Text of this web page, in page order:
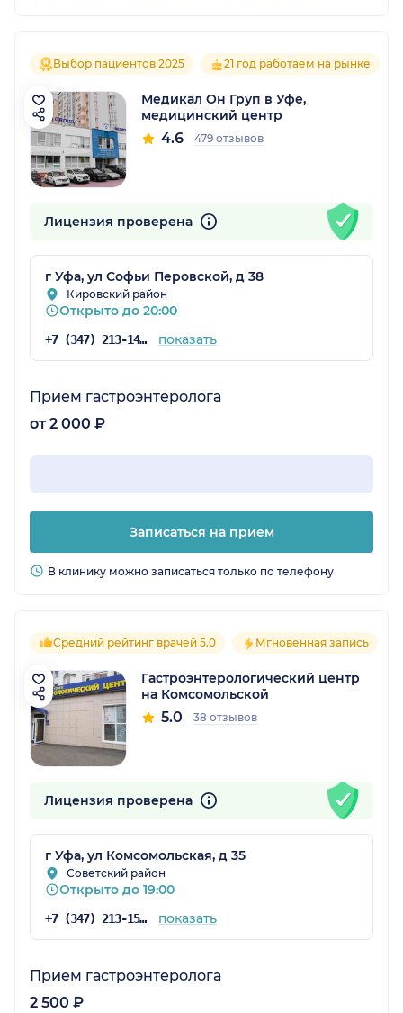
Выбор пациентов 2025 21 год работаем на рынке
Медикал Он Груп в Уфе,
медицинский центр
4.6 479 отзывов
Лицензия проверена
г Уфа, ул Софьи Перовской, д 38
Кировский район
Открыто до 20:00
+7 (347) 213-14-61 показать
Прием гастроэнтеролога
от 2 000 ₽
Записаться на прием
В клинику можно записаться только по телефону
Средний рейтинг врачей 5.0 Мгновенная запись
Гастроэнтерологический центр
на Комсомольской
5.0 38 отзывов
Лицензия проверена
г Уфа, ул Комсомольская, д 35
Советский район
Открыто до 19:00
+7 (347) 213-15-78 показать
Прием гастроэнтеролога
2 500 ₽